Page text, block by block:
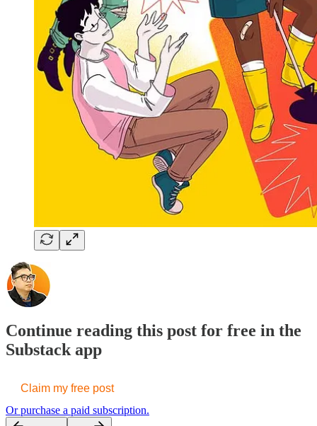
Continue reading this post for free in the
Substack app
Claim my free post
Or purchase a paid subscription.